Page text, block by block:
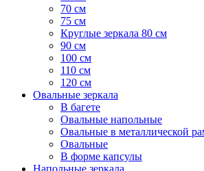
70 см
75 см
Круглые зеркала 80 см
90 см
100 см
110 см
120 см
Овальные зеркала
В багете
Овальные напольные
Овальные в металлической
Овальные
В форме капсулы
Напольные зеркала